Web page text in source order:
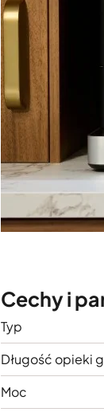
Cechy i
Typ
Długość opieki
Moc